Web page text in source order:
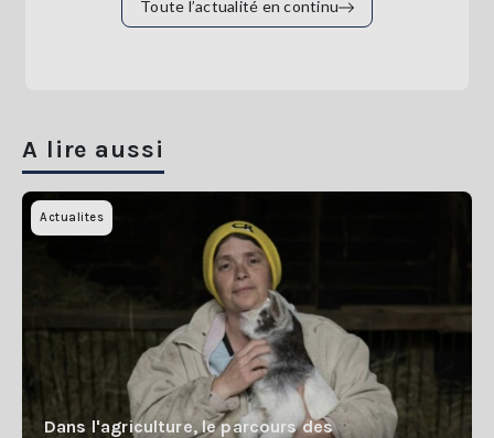
Toute l’actualité en continu
A lire aussi
Actualites
Dans l'agriculture, le parcours des